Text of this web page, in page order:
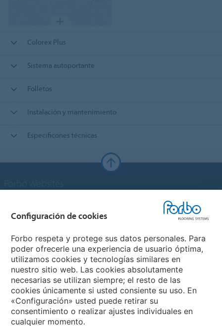
Colorex Plus
Sistema autoportante
Folletos
Instalación y mantenimiento
Especificones técnicas
Forbo Flooring Systems
Forbo Movement Systems
Selecciona un país
Configuración de cookies
Forbo respeta y protege sus datos personales. Para
poder ofrecerle una experiencia de usuario óptima,
utilizamos cookies y tecnologías similares en
nuestro sitio web. Las cookies absolutamente
necesarias se utilizan siempre; el resto de las
cookies únicamente si usted consiente su uso. En
«Configuración» usted puede retirar su
consentimiento o realizar ajustes individuales en
cualquier momento.